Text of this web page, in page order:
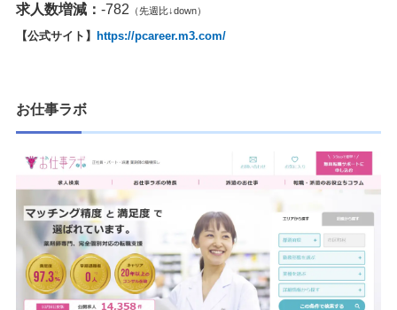
求人数増減： -782 （先週比↓down）
【公式サイト】 https://pcareer.m3.com/
お仕事ラボ